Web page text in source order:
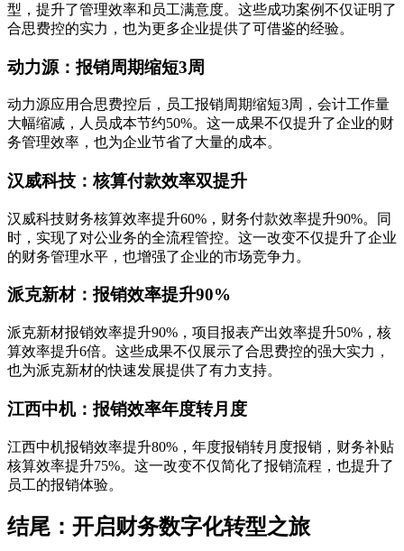
型，提升了管理效率和员工满意度。这些成功案例不仅证明了
合思费控的实力，也为更多企业提供了可借鉴的经验。
动力源：报销周期缩短3周
动力源应用合思费控后，员工报销周期缩短3周，会计工作量
大幅缩减，人员成本节约50%。这一成果不仅提升了企业的财
务管理效率，也为企业节省了大量的成本。
汉威科技：核算付款效率双提升
汉威科技财务核算效率提升60%，财务付款效率提升90%。同
时，实现了对公业务的全流程管控。这一改变不仅提升了企业
的财务管理水平，也增强了企业的市场竞争力。
派克新材：报销效率提升90%
派克新材报销效率提升90%，项目报表产出效率提升50%，核
算效率提升6倍。这些成果不仅展示了合思费控的强大实力，
也为派克新材的快速发展提供了有力支持。
江西中机：报销效率年度转月度
江西中机报销效率提升80%，年度报销转月度报销，财务补贴
核算效率提升75%。这一改变不仅简化了报销流程，也提升了
员工的报销体验。
结尾：开启财务数字化转型之旅